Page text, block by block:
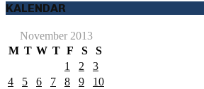
KALENDAR
November 2013
M T W T F S
S
1
2
3
4
5 6 7 8 9 10